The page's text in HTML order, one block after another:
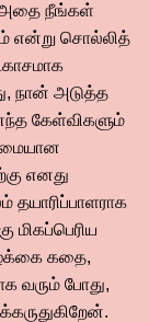
அதை நீங்கள்
என்று சொல்லித்
நான் அடுத்த
கேள்விகளும்
எனது
மிகப்பெரிய
கதை,
வரும் போது,